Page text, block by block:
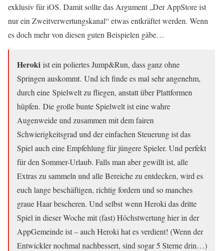
exklusiv für iOS. Damit sollte das Argument „Der AppStore ist
nur ein Zweitverwertungskanal“ etwas entkräftet werden. Wenn
es doch mehr von diesen guten Beispielen gäbe…
Heroki ist ein poliertes Jump&Run, dass ganz ohne
Springen auskommt. Und ich finde es mal sehr angenehm,
durch eine Spielwelt zu fliegen, anstatt über Plattformen
hüpfen. Die große bunte Spielwelt ist eine wahre
Augenweide und zusammen mit dem fairen
Schwierigkeitsgrad und der einfachen Steuerung ist das
Spiel auch eine Empfehlung für jüngere Spieler. Und perfekt
für den Sommer-Urlaub. Falls man aber gewillt ist, alle
Extras zu sammeln und alle Bereiche zu entdecken, wird es
euch lange beschäftigen, richtig fordern und so manches
graue Haar bescheren. Und selbst wenn Heroki das dritte
Spiel in dieser Woche mit (fast) Höchstwertung hier in der
AppGemeinde ist – auch Heroki hat es verdient! (Wenn der
Entwickler nochmal nachbessert, sind sogar 5 Sterne drin…)